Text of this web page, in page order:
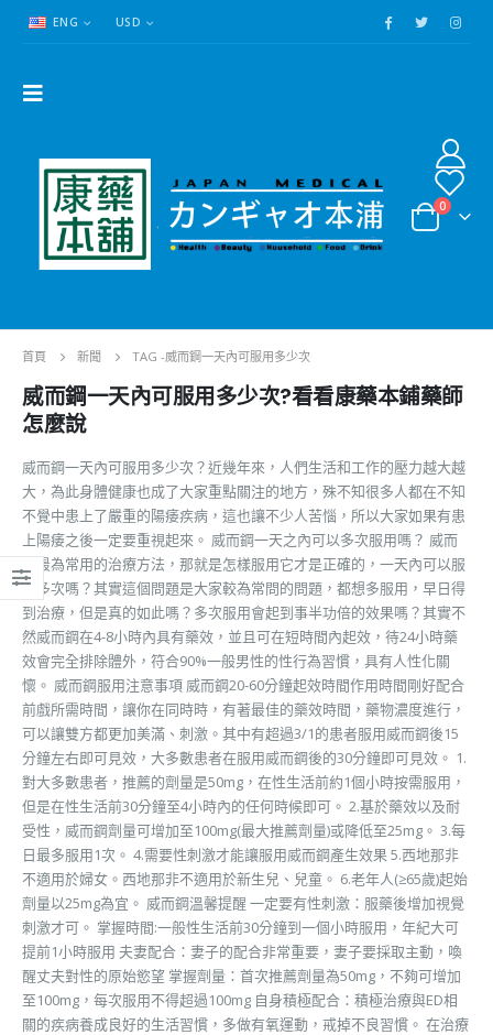
ENG USD
0
首頁 新聞 TAG -威而鋼一天內可服用多少次
威而鋼一天內可服用多少次?看看康藥本鋪藥師
怎麼說
威而鋼一天內可服用多少次？近幾年來，人們生活和工作的壓力越大越
大，為此身體健康也成了大家重點關注的地方，殊不知很多人都在不知
不覺中患上了嚴重的陽痿疾病，這也讓不少人苦惱，所以大家如果有患
上陽痿之後一定要重視起來。 威而鋼一天之內可以多次服用嗎？ 威而
鋼最為常用的治療方法，那就是怎樣服用它才是正確的，一天內可以服
用多次嗎？其實這個問題是大家較為常問的問題，都想多服用，早日得
到治療，但是真的如此嗎？多次服用會起到事半功倍的效果嗎？其實不
然威而鋼在4-8小時內具有藥效，並且可在短時間內起效，待24小時藥
效會完全排除體外，符合90%一般男性的性行為習慣，具有人性化關
懷。 威而鋼服用注意事項 威而鋼20-60分鐘起效時間作用時間剛好配合
前戲所需時間，讓你在同時時，有著最佳的藥效時間，藥物濃度進行，
可以讓雙方都更加美滿、刺激。其中有超過3/1的患者服用威而鋼後15
分鐘左右即可見效，大多數患者在服用威而鋼後的30分鐘即可見效。 1.
對大多數患者，推薦的劑量是50mg，在性生活前約1個小時按需服用，
但是在性生活前30分鐘至4小時內的任何時候即可。 2.基於藥效以及耐
受性，威而鋼劑量可增加至100mg(最大推薦劑量)或降低至25mg。 3.每
日最多服用1次。 4.需要性刺激才能讓服用威而鋼產生效果 5.西地那非
不適用於婦女。西地那非不適用於新生兒、兒童。 6.老年人(≥65歲)起始
劑量以25mg為宜。 威而鋼溫馨提醒 一定要有性刺激：服藥後增加視覺
刺激才可。 掌握時間:一般性生活前30分鐘到一個小時服用，年紀大可
提前1小時服用 夫妻配合：妻子的配合非常重要，妻子要採取主動，喚
醒丈夫對性的原始慾望 掌握劑量：首次推薦劑量為50mg，不夠可增加
至100mg，每次服用不得超過100mg 自身積極配合：積極治療與ED相
關的疾病養成良好的生活習慣，多做有氧運動，戒掉不良習慣。 在治療